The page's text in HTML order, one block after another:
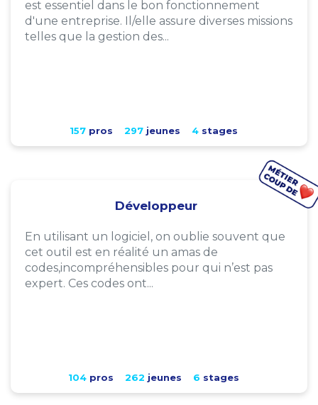
est essentiel dans le bon fonctionnement
d'une entreprise. Il/elle assure diverses missions
telles que la gestion des...
157pros 297jeunes 4stages
Développeur
En utilisant un logiciel, on oublie souvent que
cet outil est en réalité un amas de
codes,incompréhensibles pour qui n’est pas
expert. Ces codes ont...
104pros 262 jeunes 6 stages